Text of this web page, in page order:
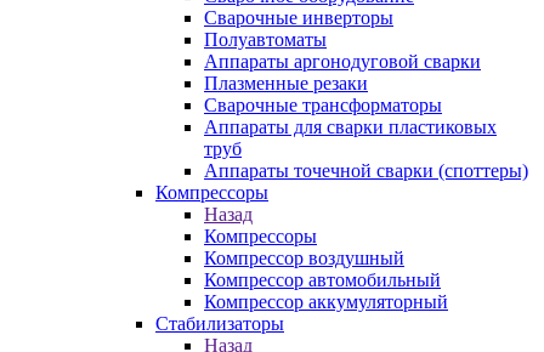
Сварочные инверторы
Полуавтоматы
Аппараты аргонодуговой сварки
Плазменные резаки
Сварочные трансформаторы
Аппараты для сварки пластиковых
труб
Аппараты точечной сварки (споттеры)
Компрессоры
Назад
Компрессоры
Компрессор воздушный
Компрессор автомобильный
Компрессор аккумуляторный
Стабилизаторы
Назад